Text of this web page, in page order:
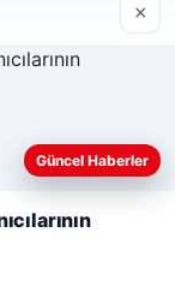
×
Güncel Haberler